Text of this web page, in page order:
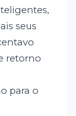
seus
retorno
para o